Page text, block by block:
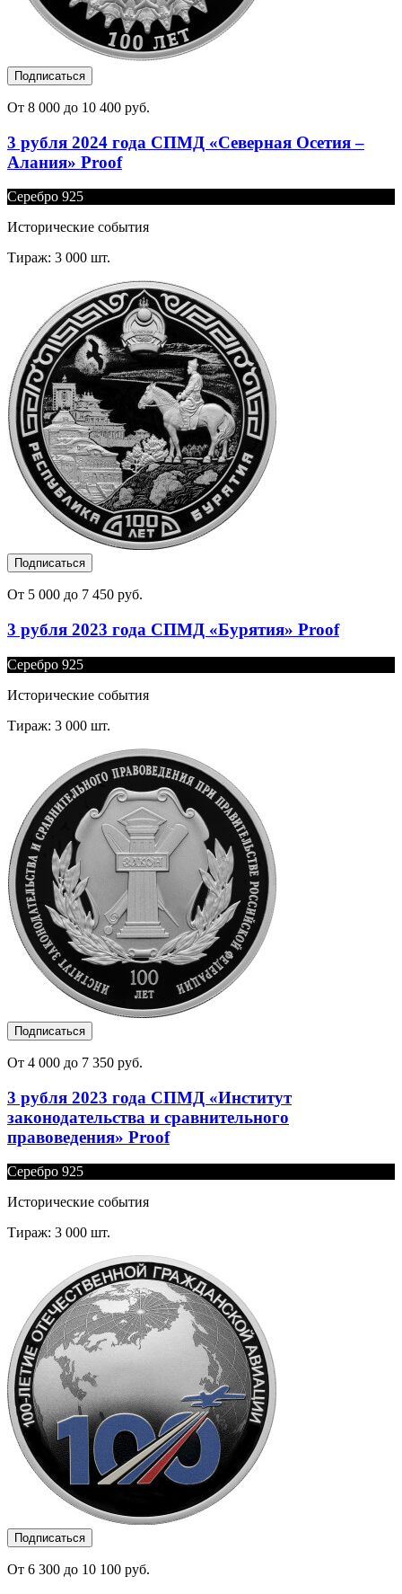
Подписаться
От 8 000 до 10 400 руб.
3 рубля 2024 года СПМД «Северная Осетия –
Алания» Proof
Серебро 925
Исторические события
Тираж: 3 000 шт.
Подписаться
От 5 000 до 7 450 руб.
3 рубля 2023 года СПМД «Бурятия» Proof
Серебро 925
Исторические события
Тираж: 3 000 шт.
Подписаться
От 4 000 до 7 350 руб.
3 рубля 2023 года СПМД «Институт
законодательства и сравнительного
правоведения» Proof
Серебро 925
Исторические события
Тираж: 3 000 шт.
Подписаться
От 6 300 до 10 100 руб.